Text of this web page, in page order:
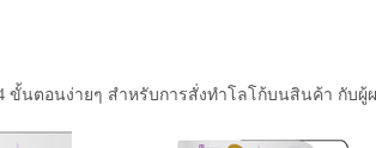
นตอนง่ายๆ สำหรับการสั่งทำโลโก้บนสินค้า กับผู้